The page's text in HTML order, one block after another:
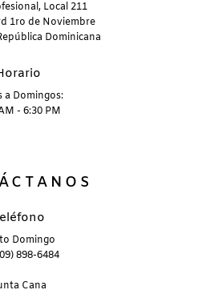
Local 211
1ro de Noviembre
Dominicana
a Domingos:
- 6:30 PM
Domingo
898-6484
Cana